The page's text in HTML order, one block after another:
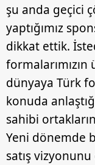
şu anda geçici
yaptığımız
dikkat ettik.
dünyaya Türk
konuda
sahibi
Yeni dönemde
satış